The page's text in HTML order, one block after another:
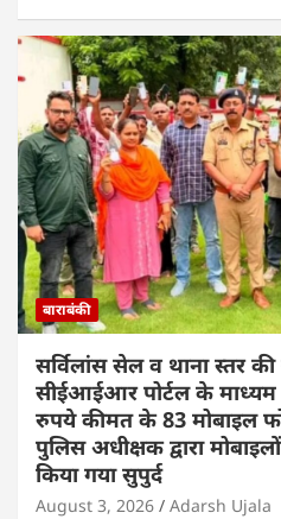
बाराबंकी
सर्विलांस सेल व थाना स्तर की
सीईआईआर पोर्टल के
रुपये कीमत के 83 मोबाइल
पुलिस अधीक्षक द्वारा
किया गया सुपुर्द
August 3, 2026 Adarsh Ujala